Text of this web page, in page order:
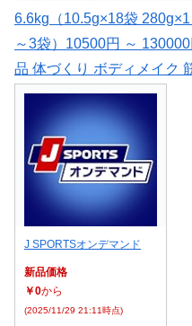
6.6kg（10.5g×18袋
～3袋）10500円 ～
品 体づくり ボディメイク
J SPORTSオンデマンド
新品価格
￥0から
(2025/11/29 21:11時点)